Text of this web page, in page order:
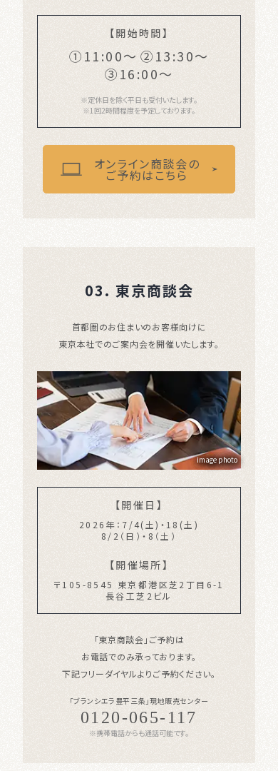
【開始時間】
①11:00〜 ②13:30〜
③16:00〜
※定休日を除く平日も受付いたします。
※1回2時間程度を予定しております。
オンライン商談会の
ご予約はこちら
03. 東京商談会
首都圏のお住まいのお客様向けに
東京本社でのご案内会を開催いたします。
image photo
【開催日】
2026年：7/4(土)・18(土)
8/2（日）・8（土）
【開催場所】
〒105-8545 東京都港区芝2丁目6-1
長谷工芝2ビル
「東京商談会」ご予約は
お電話でのみ承っております。
下記フリーダイヤルよりご予約ください。
「ブランシエラ豊平三条」現地販売センター
0120-065-117
※携帯電話からも通話可能です。